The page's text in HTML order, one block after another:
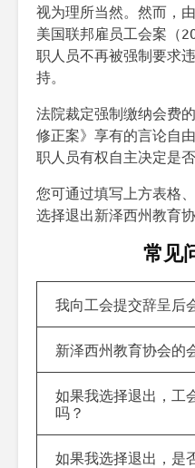
视为理所当然。然而，
美国联邦雇员工会案（
职人员不再被强制要求
持。
法院裁定强制缴纳会费
修正案》享有的言论自
职人员有权自主决定是
您可通过填写上方表格
选择退出新泽西州教育协
常见
我向工会提交辞呈后
新泽西州教育协会的
如果我选择退出，工
吗？
如果我选择退出，是